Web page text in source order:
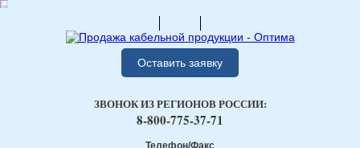
Оставить заявку
Телефон/Факс
ЗВОНОК ИЗ РЕГИОНОВ РОССИИ:
8-800-775-37-71